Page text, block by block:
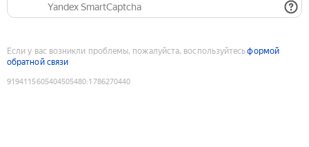
Yandex SmartCaptcha
Если у вас возникли проблемы, пожалуйста, воспользуйтесьформой
обратной связи
9194115605404505480:1786270440